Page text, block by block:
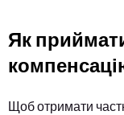
Як
Щоб отримати